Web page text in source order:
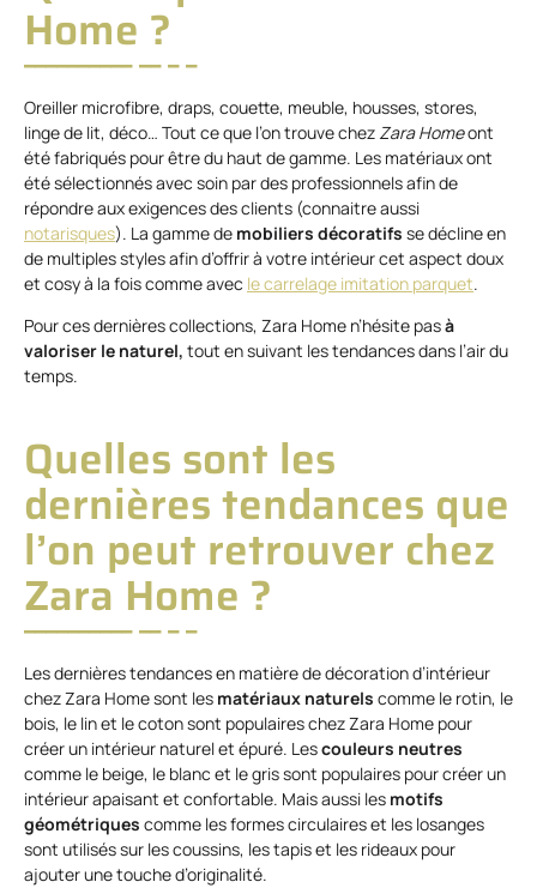
Home ?
Oreiller microfibre, draps, couette, meuble, housses, stores,
linge de lit, déco… Tout ce que l’on trouve chez Zara Homeont
été fabriqués pour être du haut de gamme. Les matériaux ont
été sélectionnés avec soin par des professionnels afin de
répondre aux exigences des clients (connaitre aussi
notarisques). La gamme de mobiliers décoratifs se décline en
de multiples styles afin d’offrir à votre intérieur cet aspect doux
et cosy à la fois comme avec le carrelage imitation parquet.
Pour ces dernières collections, Zara Home n’hésite pasà
valoriser le naturel, tout en suivant les tendances dans l’air du
temps.
Quelles sont les
dernières tendances que
l’on peut retrouver chez
Zara Home ?
Les dernières tendances en matière de décoration d’intérieur
chez Zara Home sont les matériaux naturels comme le rotin, le
bois, le lin et le coton sont populaires chez Zara Home pour
créer un intérieur naturel et épuré. Lescouleurs neutres
comme le beige, le blanc et le gris sont populaires pour créer un
intérieur apaisant et confortable. Mais aussi les motifs
géométriques comme les formes circulaires et les losanges
sont utilisés sur les coussins, les tapis et les rideaux pour
ajouter une touche d’originalité.